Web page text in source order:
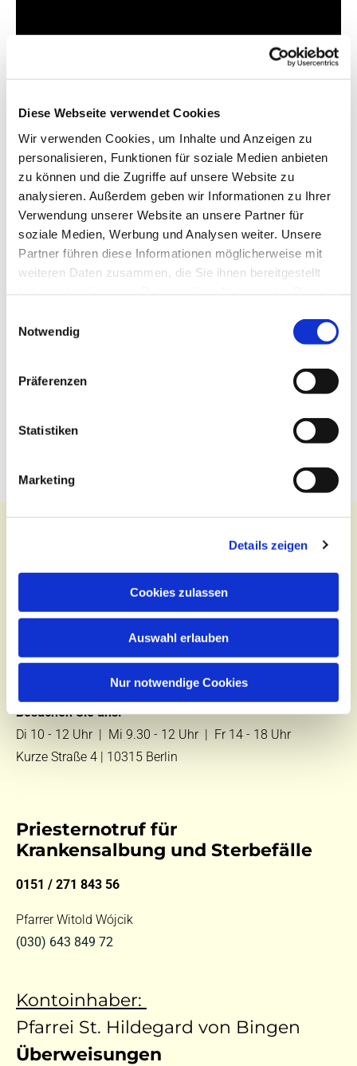
Diese Webseite verwendet Cookies
Wir verwenden Cookies, um Inhalte und Anzeigen zu
personalisieren, Funktionen für soziale Medien anbieten
zu können und die Zugriffe auf unsere Website zu
analysieren. Außerdem geben wir Informationen zu Ihrer
Verwendung unserer Website an unsere Partner für
soziale Medien, Werbung und Analysen weiter. Unsere
Partner führen diese Informationen möglicherweise mit
weiteren Daten zusammen, die Sie ihnen bereitgestellt
Notwendig
Präferenzen
Statistiken
Marketing
Details zeigen
Cookies zulassen
Auswahl erlauben
Nur notwendige Cookies
Dies könnte Sie auch
Zentralbüro
(030) 643 849 70
kontakt@st-hildegard-von-bingen.de
Besuchen Sie uns:
Di 10 - 12 Uhr | Mi 9.30 - 12 Uhr | Fr 14 - 18 Uhr
Kurze Straße 4 | 10315 Berlin
Priesternotruf für
Krankensalbung und Sterbefälle
0151 / 271 843 56
Pfarrer Witold Wójcik
(030) 643 849 72
Kontoinhaber:
Pfarrei St. Hildegard von Bingen
Überweisungen